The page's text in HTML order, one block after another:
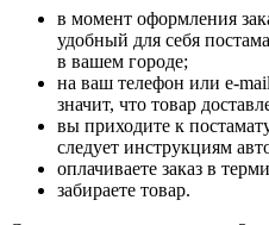
в момент оформления
удобный для себя
в вашем городе;
на ваш телефон или e-
значит, что товар
вы приходите к
следует инструкциям
оплачиваете заказ в
забираете товар.